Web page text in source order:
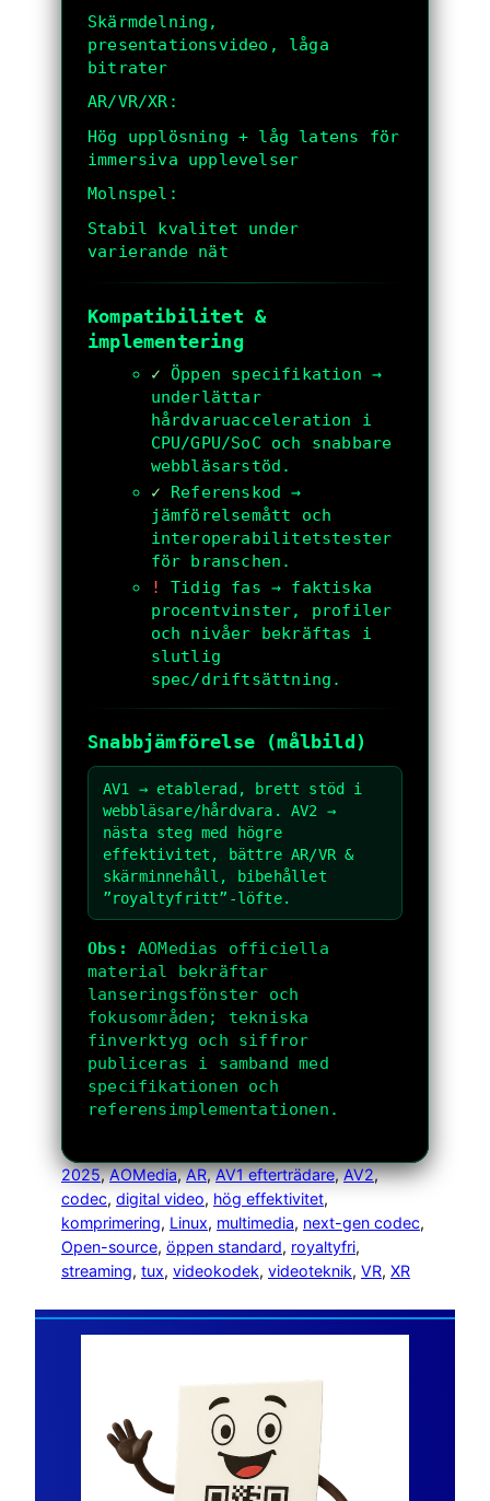
Skärmdelning,
presentationsvideo, låga
bitrater
AR/VR/XR:
Hög upplösning + låg latens för
immersiva upplevelser
Molnspel:
Stabil kvalitet under
varierande nät
Kompatibilitet &
implementering
✓ Öppen specifikation →
underlättar
hårdvaruacceleration i
CPU/GPU/SoC och snabbare
webbläsarstöd.
✓ Referenskod →
jämförelsemått och
interoperabilitetstester
för branschen.
!
Tidig fas → faktiska
procentvinster, profiler
och nivåer bekräftas i
slutlig
spec/driftsättning.
Snabbjämförelse (målbild)
AV1 → etablerad, brett stöd i
webbläsare/hårdvara. AV2 →
nästa steg med högre
effektivitet, bättre AR/VR &
skärminnehåll, bibehållet
”royaltyfritt”-löfte.
Obs:
AOMedias officiella
material bekräftar
lanseringsfönster och
fokusområden; tekniska
finverktyg och siffror
publiceras i samband med
specifikationen och
referensimplementationen.
2025, AOMedia, AR, AV1 efterträdare, AV2 ,
codec, digital video, hög effektivitet
komprimering, Linux, multimedia, next-gen codec
Open-source, öppen standard, royaltyfri
streaming, tux, videokodek, videoteknik, VR, XR